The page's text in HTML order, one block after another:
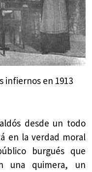
infiernos en 1913
desde un todo
en la verdad moral
burgués que
una quimera, un